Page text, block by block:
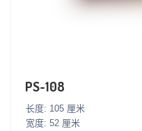
PS-108
长度: 105 厘米
宽度: 52 厘米